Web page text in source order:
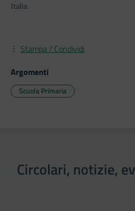
Italia.
Stampa / Condividi
Argomenti
Scuola Primaria
Circolari, notizie,